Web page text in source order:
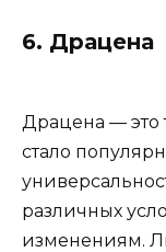
6. Драцена
Драцена — это
стало
различных
изменениям.